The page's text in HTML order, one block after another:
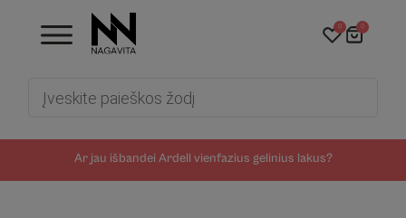
Ar jau išbandei Ardell vienfazius gelinius lakus?
0 0